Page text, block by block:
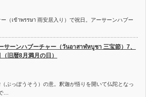
（เข้าพรรษา 雨安居入り）で祝日。アーサーンハブー
サーンハブーチャー（วันอาสาฬหบูชา 三宝節）7、
旧暦8月満月の日）
ぶっぽうそう）の意。釈迦が悟りを開いて仏陀となっ
…